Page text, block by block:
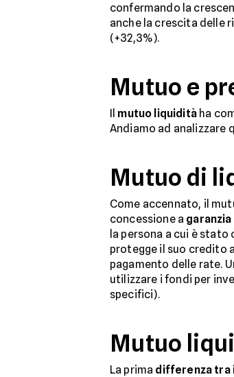
confermando la
anche la crescita delle
(+32,3%).
Mutuo e
Il mutuo liquiditàha
Andiamo ad analizzare
Mutuo di
Come accennato, il
concessione a garanzia
la persona a cui è
protegge il suo credito
pagamento delle rate.
utilizzare i fondi per
specifici).
Mutuo
La prima differenza tra